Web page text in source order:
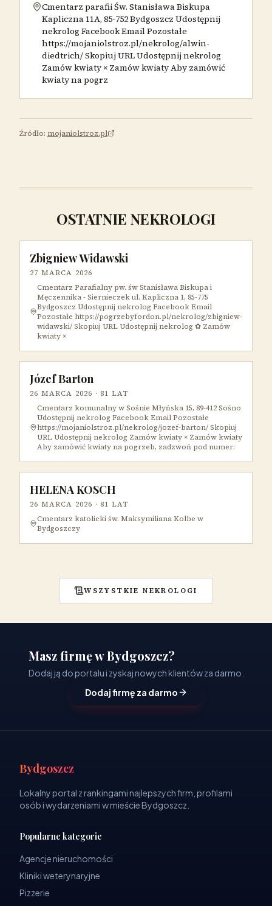
Cmentarz parafii Św. Stanisława Biskupa
Kapliczna 11A, 85-752 Bydgoszcz Udostępnij
nekrolog Facebook Email Pozostałe
https://mojaniolstroz.pl/nekrolog/alwin-
diedtrich/ Skopiuj URL Udostępnij nekrolog
Zamów kwiaty × Zamów kwiaty Aby zamówić
kwiaty na pogrz
Źródło: mojaniolstroz.pl
OSTATNIE NEKROLOGI
Zbigniew Widawski
27 MARCA 2026
Cmentarz Parafialny pw. św Stanisława Biskupa i
Męczennika - Siernieczek ul. Kapliczna 1, 85-775
Bydgoszcz Udostępnij nekrolog Facebook Email
Pozostałe https://pogrzebyfordon.pl/nekrolog/zbigniew-
widawski/ Skopiuj URL Udostępnij nekrolog ✿ Zamów
kwiaty ×
Józef Barton
26 MARCA 2026 · 81 LAT
Cmentarz komunalny w Sośnie Młyńska 15, 89-412 Sośno
Udostępnij nekrolog Facebook Email Pozostałe
https://mojaniolstroz.pl/nekrolog/jozef-barton/ Skopiuj
URL Udostępnij nekrolog Zamów kwiaty × Zamów kwiaty
Aby zamówić kwiaty na pogrzeb, zadzwoń pod numer:
HELENA KOSCH
26 MARCA 2026 · 81 LAT
Cmentarz katolicki św. Maksymiliana Kolbe w
Bydgoszczy
WSZYSTKIE NEKROLOGI
Masz firmę w Bydgoszcz?
Dodaj ją do portalu i zyskaj nowych klientów za darmo.
Dodaj firmę za darmo
Bydgoszcz
Lokalny portal z rankingami najlepszych firm, profilami
osób i wydarzeniami w mieście Bydgoszcz.
Popularne kategorie
Agencje nieruchomości
Kliniki weterynaryjne
Pizzerie